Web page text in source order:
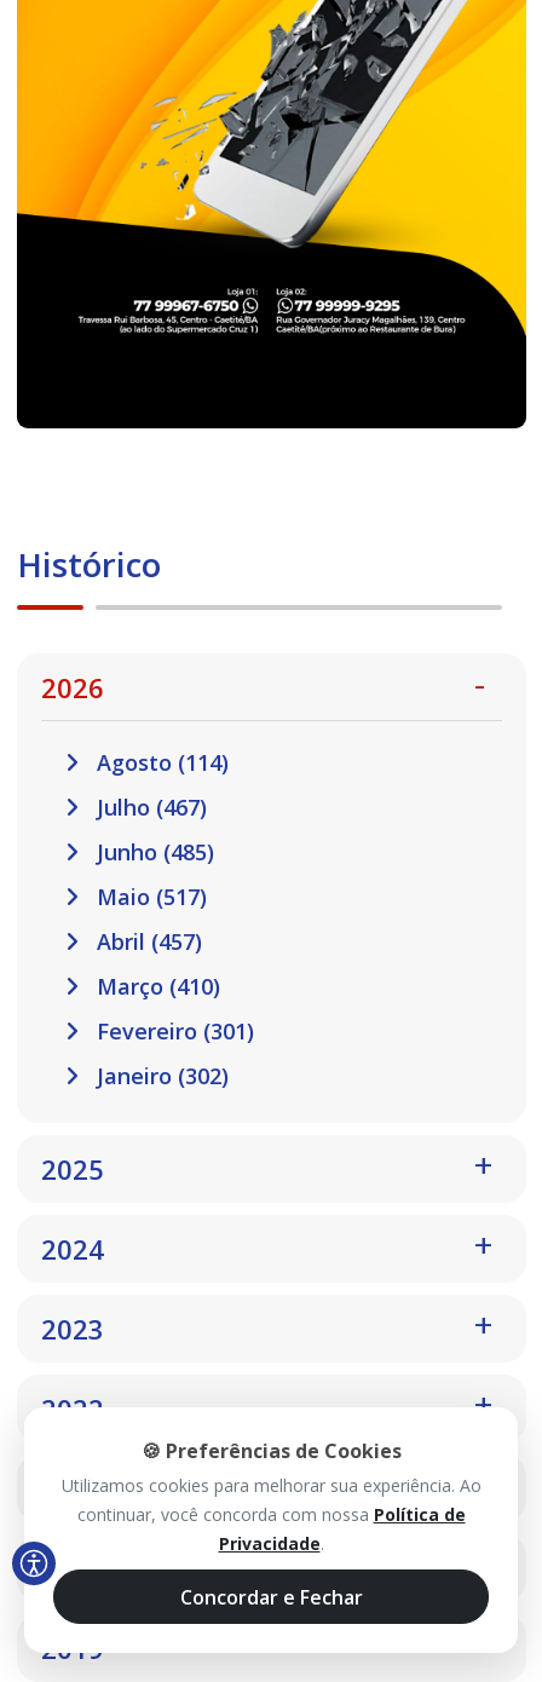
Histórico
2026
Agosto (114)
Julho (467)
Junho (485)
Maio (517)
Abril (457)
Março (410)
Fevereiro (301)
Janeiro (302)
2025
2024
2023
2022
2021
2020
2019
🍪 Preferências de Cookies
Utilizamos cookies para melhorar sua experiência. Ao
continuar, você concorda com nossa Política de
Privacidade.
Concordar e Fechar